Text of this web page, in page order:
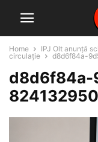
Home
IPJ Olt anunță
circulație
d8d6f84a-